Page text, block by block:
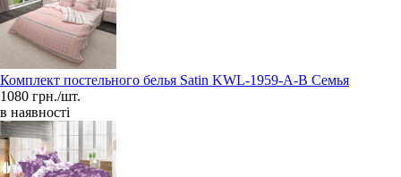
Комплект постельного белья Satin KWL-1959-A-B Семья
1080 грн./шт.
в наявності